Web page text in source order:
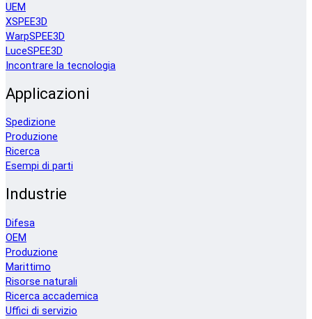
UEM
XSPEE3D
WarpSPEE3D
LuceSPEE3D
Incontrare la tecnologia
Applicazioni
Spedizione
Produzione
Ricerca
Esempi di parti
Industrie
Difesa
OEM
Produzione
Marittimo
Risorse naturali
Ricerca accademica
Uffici di servizio